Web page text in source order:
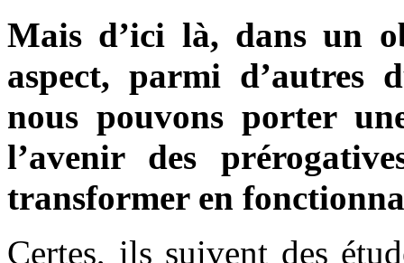
Mais d’ici là, dans un
aspect, parmi d’autres
nous pouvons porter
l’avenir des
transformer en
Certes, ils suivent des